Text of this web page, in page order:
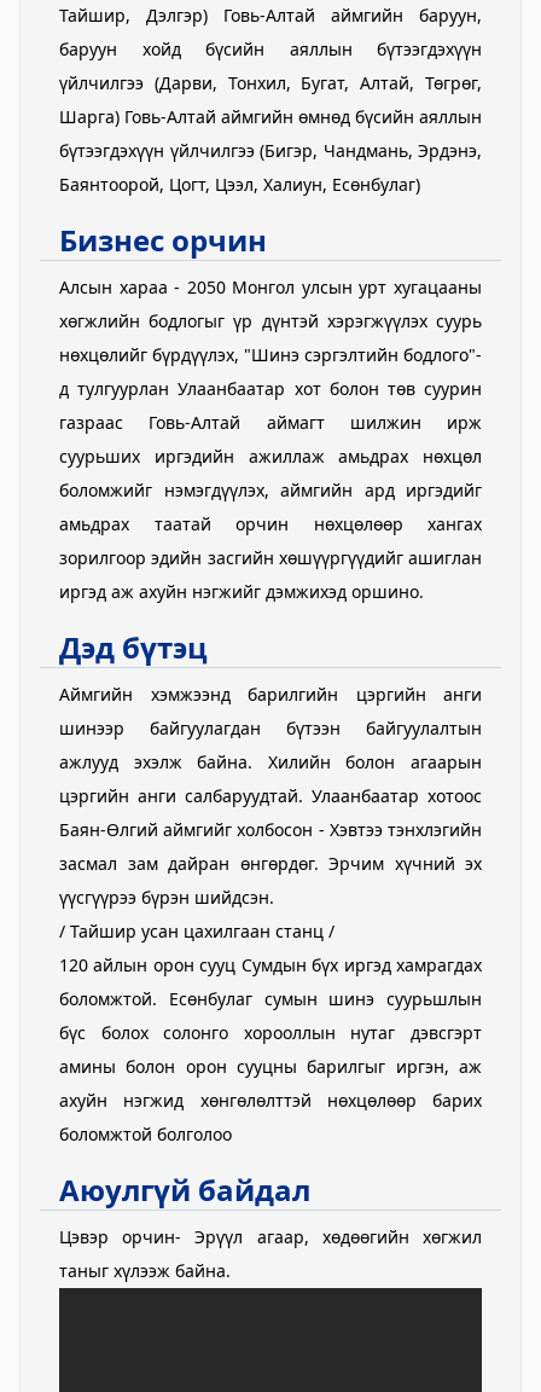
Тайшир, Дэлгэр) Говь-Алтай аймгийн баруун,
баруун хойд бүсийн аяллын бүтээгдэхүүн
үйлчилгээ (Дарви, Тонхил, Бугат, Алтай, Төгрөг,
Шарга) Говь-Алтай аймгийн өмнөд бүсийн аяллын
бүтээгдэхүүн үйлчилгээ (Бигэр, Чандмань, Эрдэнэ,
Баянтоорой, Цогт, Цээл, Халиун, Есөнбулаг)
Бизнес орчин
Алсын хараа - 2050 Монгол улсын урт хугацааны
хөгжлийн бодлогыг үр дүнтэй хэрэгжүүлэх суурь
нөхцөлийг бүрдүүлэх, "Шинэ сэргэлтийн бодлого"-
д тулгуурлан Улаанбаатар хот болон төв суурин
газраас Говь-Алтай аймагт шилжин ирж
суурьших иргэдийн ажиллаж амьдрах нөхцөл
боломжийг нэмэгдүүлэх, аймгийн ард иргэдийг
амьдрах таатай орчин нөхцөлөөр хангах
зорилгоор эдийн засгийн хөшүүргүүдийг ашиглан
иргэд аж ахуйн нэгжийг дэмжихэд оршино.
Дэд бүтэц
Аймгийн хэмжээнд барилгийн цэргийн анги
шинээр байгуулагдан бүтээн байгуулалтын
ажлууд эхэлж байна. Хилийн болон агаарын
цэргийн анги салбаруудтай. Улаанбаатар хотоос
Баян-Өлгий аймгийг холбосон - Хэвтээ тэнхлэгийн
засмал зам дайран өнгөрдөг. Эрчим хүчний эх
үүсгүүрээ бүрэн шийдсэн.
/ Тайшир усан цахилгаан станц /
120 айлын орон сууц Сумдын бүх иргэд хамрагдах
боломжтой. Есөнбулаг сумын шинэ суурьшлын
бүс болох солонго хорооллын нутаг дэвсгэрт
амины болон орон сууцны барилгыг иргэн, аж
ахуйн нэгжид хөнгөлөлттэй нөхцөлөөр барих
боломжтой болголоо
Аюулгүй байдал
Цэвэр орчин- Эрүүл агаар, хөдөөгийн хөгжил
таныг хүлээж байна.